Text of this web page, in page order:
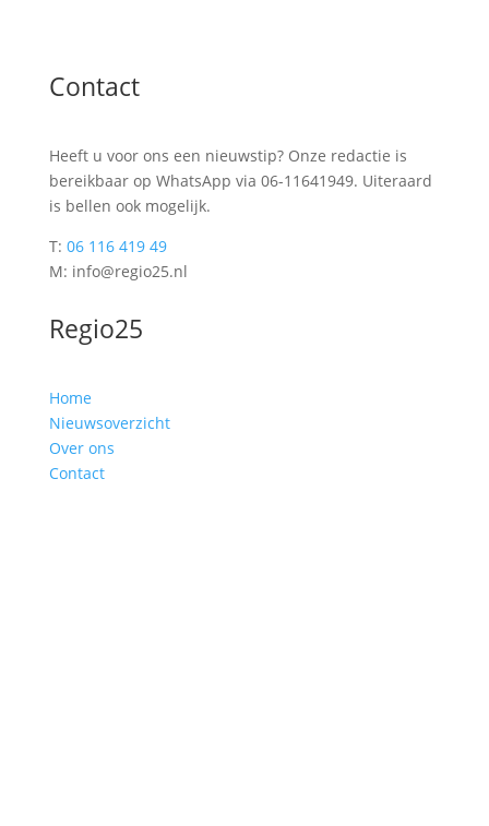
Contact
Heeft u voor ons een nieuwstip? Onze redactie is
bereikbaar op WhatsApp via 06-11641949. Uiteraard
is bellen ook mogelijk.
T: 06 116 419 49
M: info@regio25.nl
Regio25
Home
Nieuwsoverzicht
Over ons
Contact